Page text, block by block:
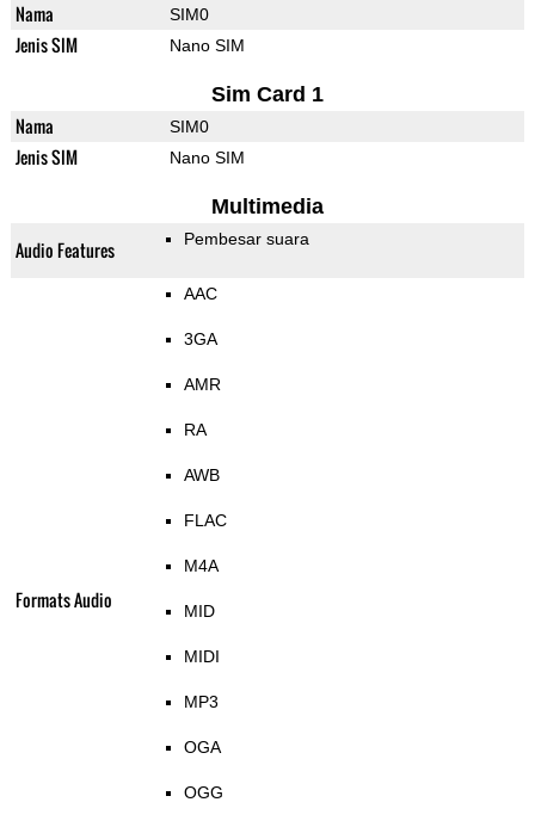
Nama SIM0
Jenis SIM Nano SIM
Sim Card 1
Nama SIM0
Jenis SIM Nano SIM
Multimedia
Audio Features Pembesar suara
Formats Audio
AAC
3GA
AMR
RA
AWB
FLAC
M4A
MID
MIDI
MP3
OGA
OGG